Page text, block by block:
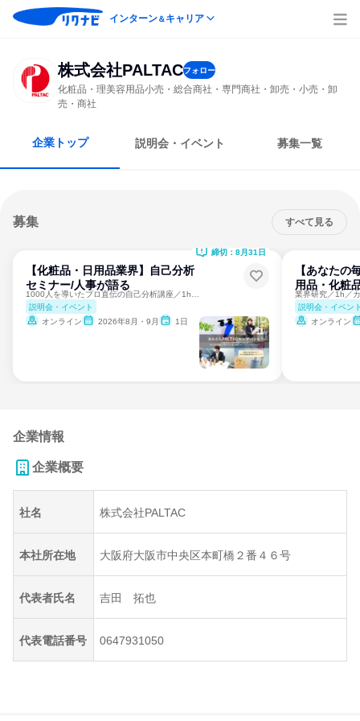
インターン＆キャリア
株式会社PALTACフォロー
化粧品・理美容用品小売・総合商社・専門商社・卸売・小売・卸
売・商社
企業トップ 説明会・イベント 募集一覧
募集 すべて見る
【化粧品・日用品業界】自己分析
セミナー/人事が語る
説明会・イベント
オンライン
2026年8月・9月 1日
締切：8月31日
【あなたの
用品・化粧
業界研究／1h／
説明会・イベン
オンライン
企業情報
企業概要
社名 株式会社PALTAC
本社所在地 大阪府大阪市中央区本町橋２番４６号
代表者氏名 吉田 拓也
代表電話番号 0647931050